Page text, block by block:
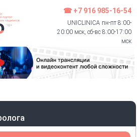
☎ +7 916 985-16-54
UNICLINICA пн-пт 8:00-
20:00 мск, сб-вс 8:00-17:00
мск